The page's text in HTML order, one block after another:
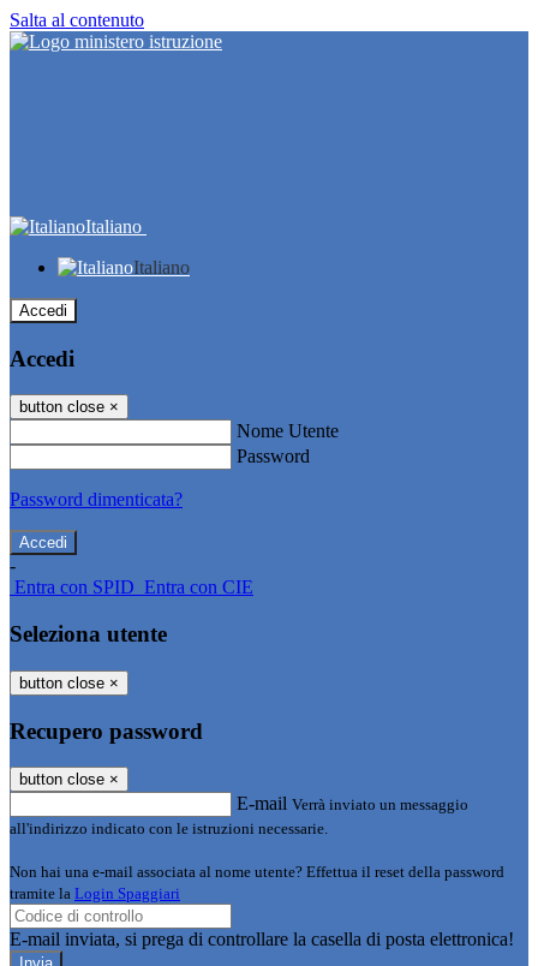
Salta al contenuto
Italiano
Italiano
Accedi
Accedi
button close ×
Nome Utente
Password
Password dimenticata?
-
Entra con SPID Entra con CIE
Seleziona utente
button close ×
Recupero password
button close ×
E-mail Verrà inviato un messaggio
all'indirizzo indicato con le istruzioni necessarie.
Non hai una e-mail associata al nome utente? Effettua il reset della password
tramite la Login Spaggiari
E-mail inviata, si prega di controllare la casella di posta elettronica!